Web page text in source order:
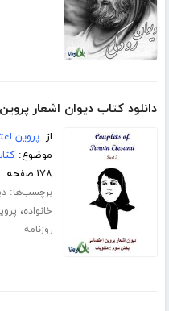
دانلود کتاب دیوان اشعار
از:پروین
موضوع:
۱۷۸ صفحه
برچسب‌ها:
خانواده،
روزنامه